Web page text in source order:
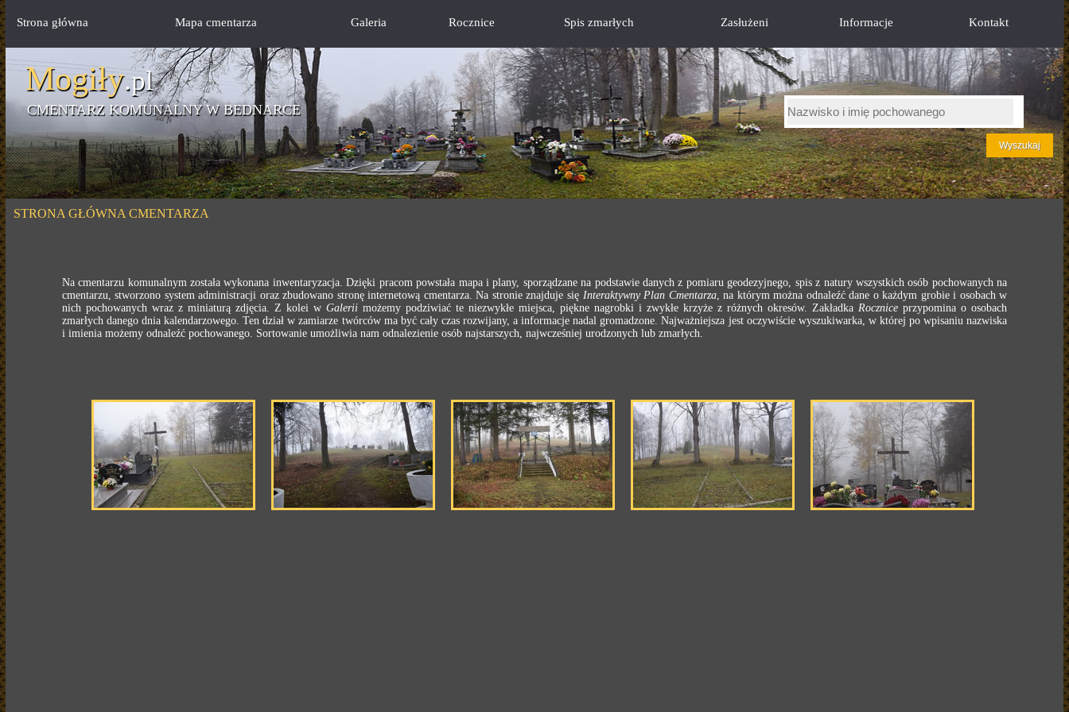
Mogiły.pl
CMENTARZ KOMUNALNY W BEDNARCE
Strona główna Mapa cmentarza Galeria Rocznice Spis zmarłych Zasłużeni Informacje Kontakt
STRONA GŁÓWNA CMENTARZA
Na cmentarzu komunalnym została wykonana inwentaryzacja. Dzięki pracom powstała mapa i plany, sporządzane na podstawie danych z pomiaru geodezyjnego, spis z natury wszystkich osób pochowanych na
cmentarzu, stworzono system administracji oraz zbudowano stronę internetową cmentarza. Na stronie znajduje się Interaktywny Plan Cmentarza, na którym można odnaleźć dane o każdym grobie i osobach w
nich pochowanych wraz z miniaturą zdjęcia. Z kolei w Galeriimożemy podziwiać te niezwykłe miejsca, piękne nagrobki i zwykłe krzyże z różnych okresów. ZakładkaRocznice przypomina o osobach
zmarłych danego dnia kalendarzowego. Ten dział w zamiarze twórców ma być cały czas rozwijany, a informacje nadal gromadzone. Najważniejsza jest oczywiście wyszukiwarka, w której po wpisaniu nazwiska
i imienia możemy odnaleźć pochowanego. Sortowanie umożliwia nam odnalezienie osób najstarszych, najwcześniej urodzonych lub zmarłych.